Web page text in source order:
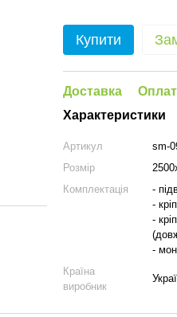
Купити
Доставка
Характеристики
Артикул
sm-
Розмір
Комплектація
-
-
-
-
Країна
виробник